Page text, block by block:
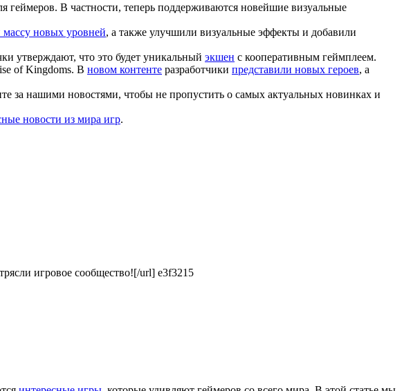
В частности, теперь поддерживаются новейшие визуальные
массу новых уровней, а также улучшили визуальные эффекты и добавили
утверждают, что это будет уникальный экшен с кооперативным геймплеем.
of Kingdoms. В новом контенте разработчики представили новых героев, а
за нашими новостями, чтобы не пропустить о самых актуальных новинках и
новости из мира игр.
игровое сообщество![/url] e3f3215